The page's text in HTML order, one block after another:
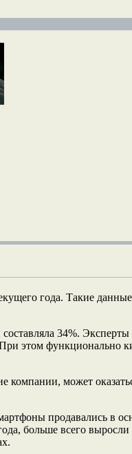
года. Такие
34%.
этом
может
продавались в
больше всего